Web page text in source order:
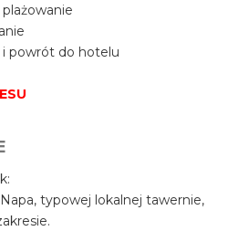
i powrót do hotelu
typowej lokalnej tawernie,